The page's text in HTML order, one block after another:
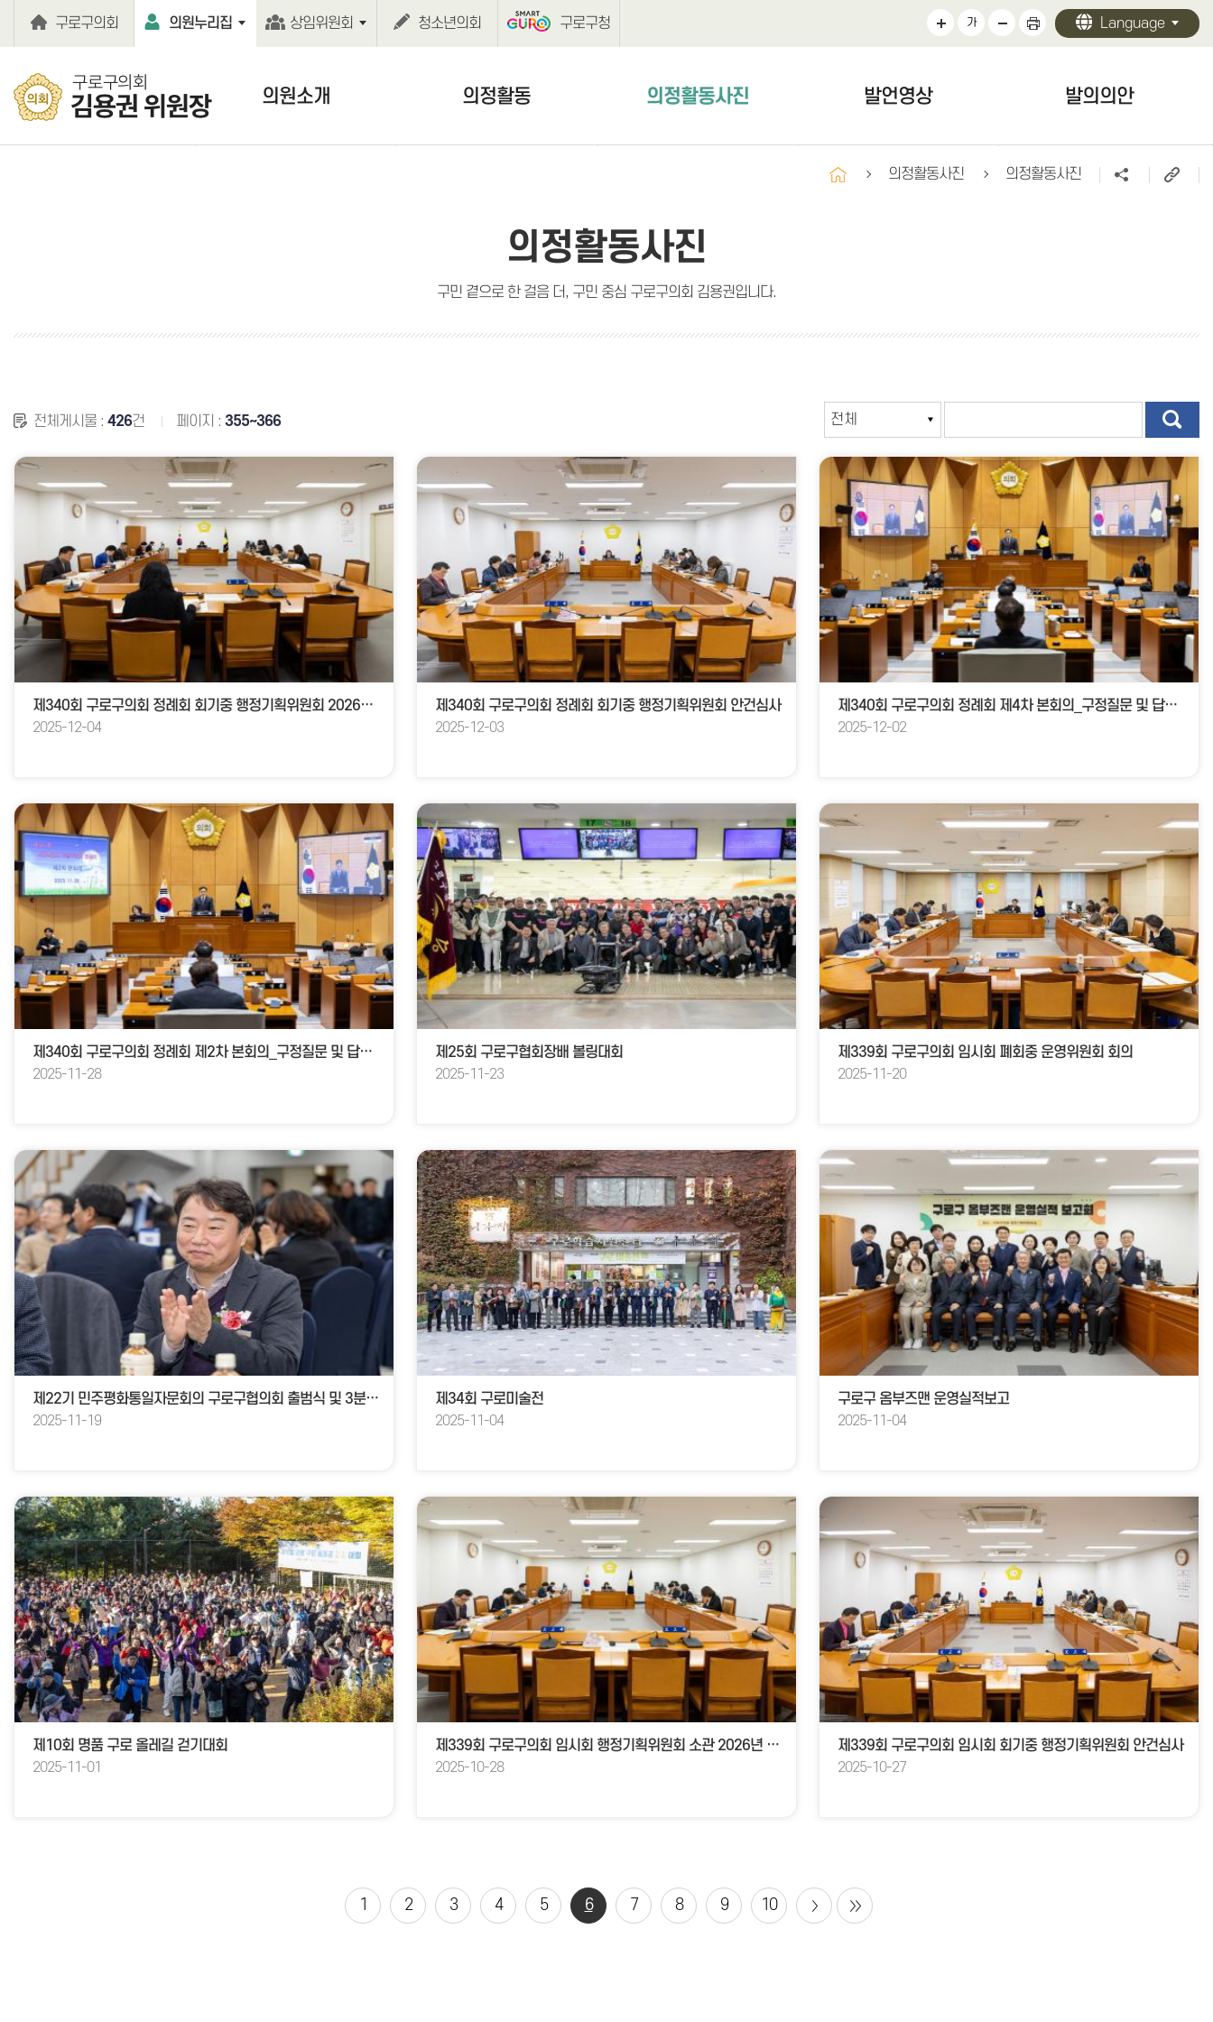
구로구의회
의원누리집 상임위원회 청소년의회 구로구청 가 Language
구로구의회
김용권 위원장 의원소개 의정활동 의정활동사진 발언영상
발언영상
발의의안
발의의안
의정활동사진 의정활동사진
의정활동사진
구민 곁으로 한 걸음 더, 구민 중심 구로구의회 김용권입니다.
전체게시물 : 426건 페이지 : 355~366
제340회 구로구의회 정례회 회기중 행정기획위원회 2026년도 예산안 및 기금운용계획안 예비심사
2025-12-04
제340회 구로구의회 정례회 회기중 행정기획위원회 안건심사
2025-12-03
제340회 구로구의회 정례회 제4차 본회의_구정질문 및 답변(시책분야)
2025-12-02
제340회 구로구의회 정례회 제2차 본회의_구정질문 및 답변(행정기획위원회소관)
2025-11-28
제25회 구로구협회장배 볼링대회
2025-11-23
제339회 구로구의회 임시회 폐회중 운영위원회 회의
2025-11-20
제22기 민주평화통일자문회의 구로구협의회 출범식 및 3분기 정기회의
2025-11-19
제34회 구로미술전
2025-11-04
구로구 옴부즈맨 운영실적보고
2025-11-04
제10회 명품 구로 올레길 걷기대회
2025-11-01
제339회 구로구의회 임시회 행정기획위원회 소관 2026년 주요업무계회 보고
2025-10-28
제339회 구로구의회 임시회 회기중 행정기획위원회 안건심사
2025-10-27
1 2 3 4 5 6 7 8 9 10